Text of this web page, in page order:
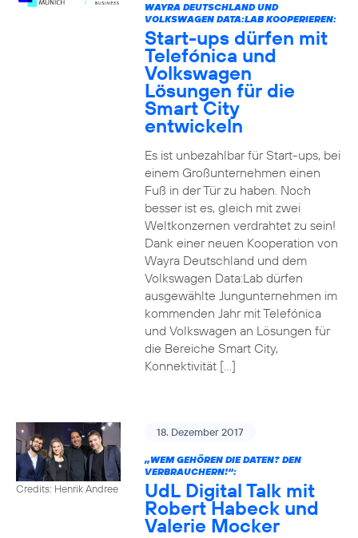
WAYRA DEUTSCHLAND UND
VOLKSWAGEN DATA:LAB KOOPERIEREN:
Start-ups dürfen mit
Telefónica und
Volkswagen
Lösungen für die
Smart City
entwickeln
Es ist unbezahlbar für Start-ups, bei
einem Großunternehmen einen
Fuß in der Tür zu haben. Noch
besser ist es, gleich mit zwei
Weltkonzernen verdrahtet zu sein!
Dank einer neuen Kooperation von
Wayra Deutschland und dem
Volkswagen Data:Lab dürfen
ausgewählte Jungunternehmen im
kommenden Jahr mit Telefónica
und Volkswagen an Lösungen für
die Bereiche Smart City,
Konnektivität […]
Credits: Henrik Andree
18. Dezember 2017
„WEM GEHÖREN DIE DATEN? DEN
VERBRAUCHERN!“:
UdL Digital Talk mit
Robert Habeck und
Valerie Mocker